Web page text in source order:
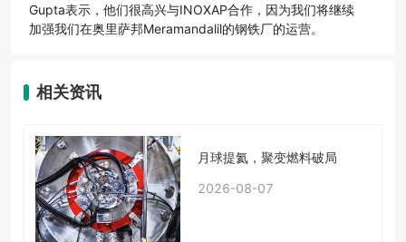
Gupta表示，他们很高兴与INOXAP合作，因为我们将继续
加强我们在奥里萨邦Meramandalil的钢铁厂的运营。
相关资讯
月球提氦，聚变燃料破局
2026-08-07